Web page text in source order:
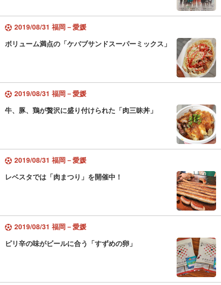
2019/08/31 福岡－愛媛
ボリューム満点の「ケバブサンドスーパーミックス」
2019/08/31 福岡－愛媛
牛、豚、鶏が贅沢に盛り付けられた「肉三昧丼」
2019/08/31 福岡－愛媛
レベスタでは「肉まつり」を開催中！
2019/08/31 福岡－愛媛
ピリ辛の味がビールに合う「すずめの卵」